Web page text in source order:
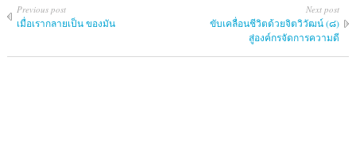
Previous post
เมื่อเรากลายเป็น ของมัน
Next post
ขับเคลื่อนชีวิตด้วยจิตวิวัฒน์ (๘)
สู่องค์กรจัดการความดี